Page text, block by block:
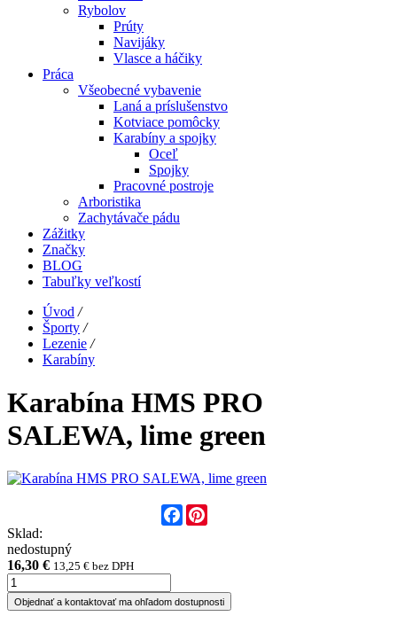
Rybolov
Prúty
Navijáky
Vlasce a háčiky
Práca
Všeobecné vybavenie
Laná a príslušenstvo
Kotviace pomôcky
Karabíny a spojky
Oceľ
Spojky
Pracovné postroje
Arboristika
Zachytávače pádu
Zážitky
Značky
BLOG
Tabuľky veľkostí
Úvod /
Športy /
Lezenie /
Karabíny
Karabína HMS PRO
SALEWA, lime green
Facebook
Sklad:
nedostupný
16,30 € 13,25 € bez DPH
Objednať a kontaktovať ma ohľadom dostupnosti